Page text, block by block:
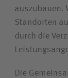
auszubauen.
Standorten
durch die
Die